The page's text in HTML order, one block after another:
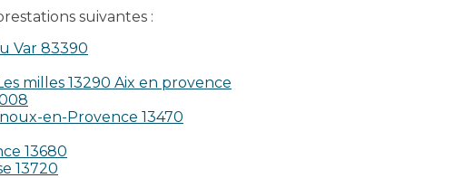
suivantes :
Var 83390
milles 13290 Aix en provence​
en-Provence 13470
13680
13720